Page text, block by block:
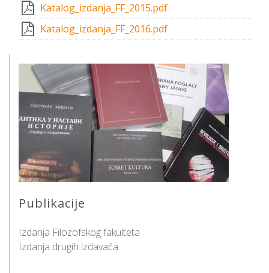
Publikacije
Izdanja Filozofskog fakulteta
Izdanja drugih izdavača
Katalog_izdanja_FF_2015.pdf
Katalog_izdanja_FF_2016.pdf